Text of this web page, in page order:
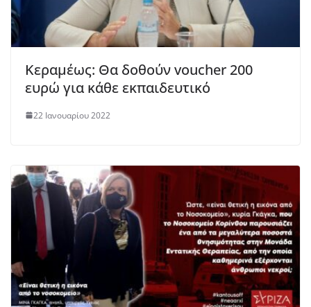
Κεραμέως: Θα δοθούν voucher 200
ευρώ για κάθε εκπαιδευτικό
22 Ιανουαρίου 2022